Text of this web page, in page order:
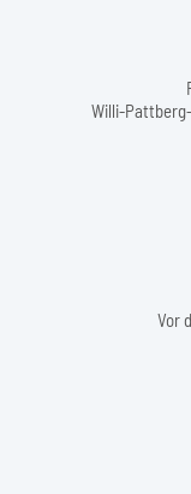
Willi-
Vor